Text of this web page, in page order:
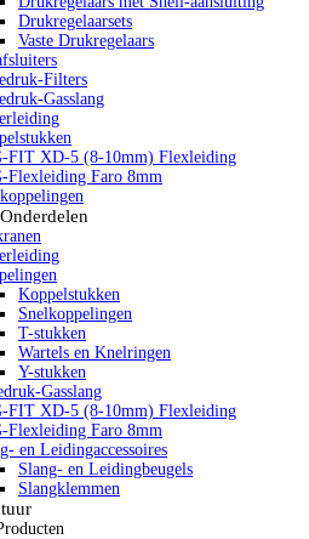
Drukregelaarsets
Vaste Drukregelaars
Filters
Gasslang
FIT XD-5 (8-10mm) Flexleiding
Flexleiding Faro 8mm
Koppelstukken
Snelkoppelingen
T-stukken
Wartels en Knelringen
Y-stukken
Gasslang
FIT XD-5 (8-10mm) Flexleiding
Flexleiding Faro 8mm
en Leidingaccessoires
Slang- en Leidingbeugels
Slangklemmen